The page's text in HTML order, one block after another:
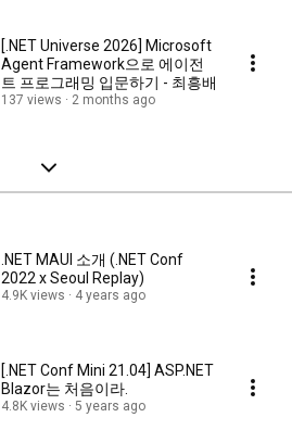
[.NET Universe 2026] Microsoft
Agent Framework으로 에이전
트 프로그래밍 입문하기 - 최흥배
137 views 2 months ago
.NET MAUI 소개 (.NET Conf
2022 x Seoul Replay)
4.9K views 4 years ago
[.NET Conf Mini 21.04] ASP.NET
Blazor는 처음이라.
4.8K views 5 years ago